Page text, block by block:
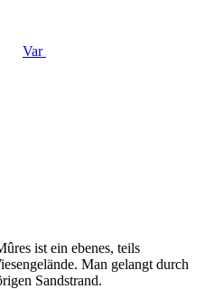
Var
ist ein ebenes, teils
Man gelangt durch
Sandstrand.